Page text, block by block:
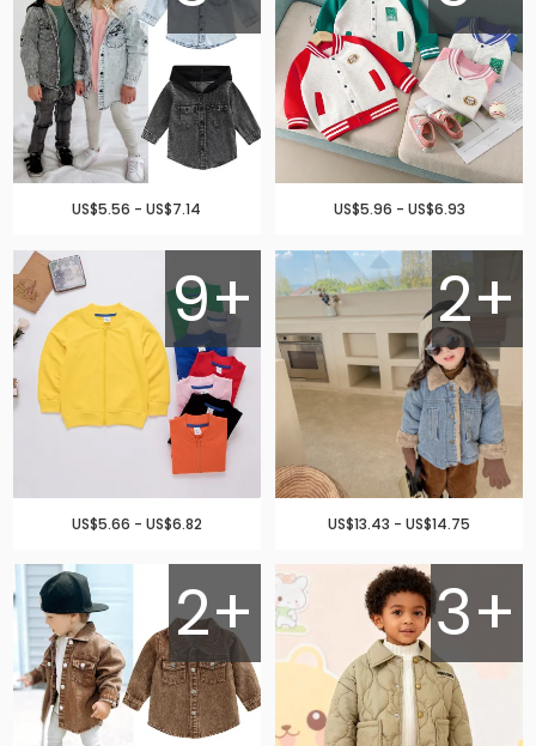
US$5.56 - US$7.14 US$5.96 - US$6.93
9+
US$5.66 - US$6.82
2+
US$13.43 - US$14.75
2+ 3+